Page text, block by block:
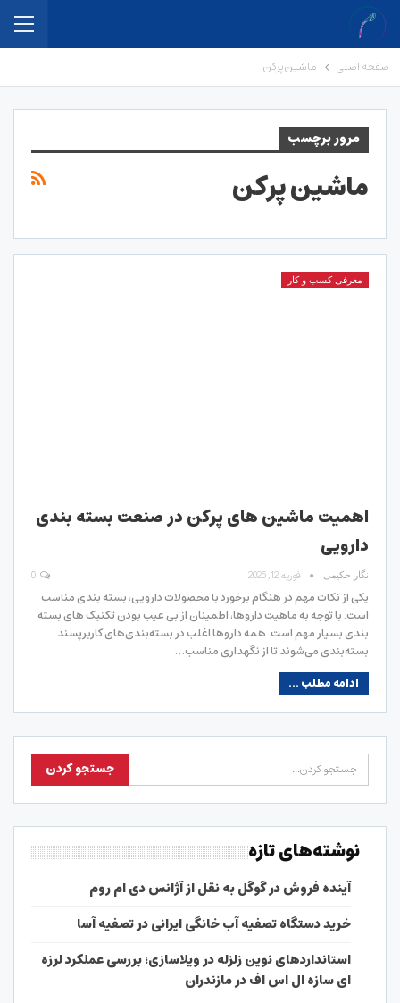
صفحه اصلی ماشین پرکن
مرور برچسب
ماشین پرکن
معرفی کسب و کار
اهمیت ماشین های پرکن در صنعت بسته بندی
دارویی
نگار حکیمی فوریه 12, 2025
یکی از نکات مهم در هنگام برخورد با محصولات دارویی، بسته بندی مناسب
است. با توجه به ماهیت داروها، اطمینان از بی عیب بودن تکنیک های بسته
بندی بسیار مهم است. همه داروها اغلب در بسته‌بندی‌های کاربرپسند
بسته‌بندی می‌شوند تا از نگهداری مناسب…
ادامه مطلب ...
نوشته‌های تازه
آینده فروش در گوگل به نقل از آژانس دی ام روم
خرید دستگاه تصفیه آب خانگی ایرانی در تصفیه آسا
استانداردهای نوین زلزله در ویلاسازی؛ بررسی عملکرد لرزه
ای سازه ال اس اف در مازندران